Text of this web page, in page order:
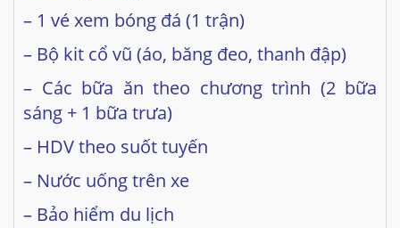
– 1 vé xem bóng đá (1 trận)
– Bộ kit cổ vũ (áo, băng đeo, thanh đập)
– Các bữa ăn theo chương trình (2 bữa
sáng + 1 bữa trưa)
– HDV theo suốt tuyến
– Nước uống trên xe
– Bảo hiểm du lịch